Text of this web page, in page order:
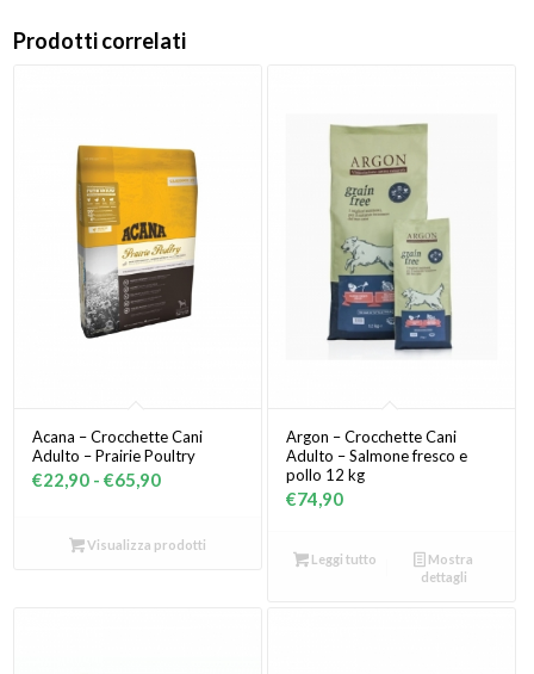
Prodotti correlati
Acana – Crocchette Cani
Adulto – Prairie Poultry
€22,90 - €65,90Fascia
prezzo:
Visualizza prodotti
Argon – Crocchette Cani
Adulto – Salmone fresco e
pollo 12 kg
€74,90
Leggi tutto
Mostra
dettagli